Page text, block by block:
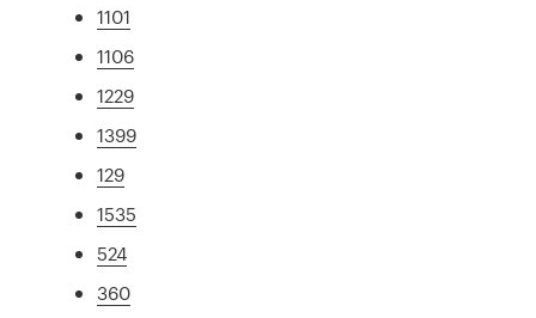
1101
1106
1229
1399
129
1535
524
360